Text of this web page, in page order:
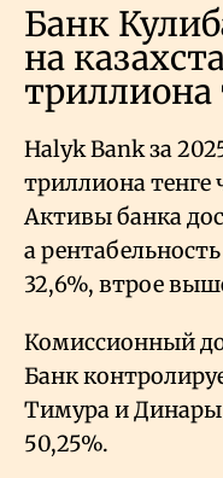
Банк
на
триллиона
Halyk Bank за
триллиона тенге
Активы банка
а
32,6%, втрое
Комиссионный
Банк
Тимура и Динары
50,25%.